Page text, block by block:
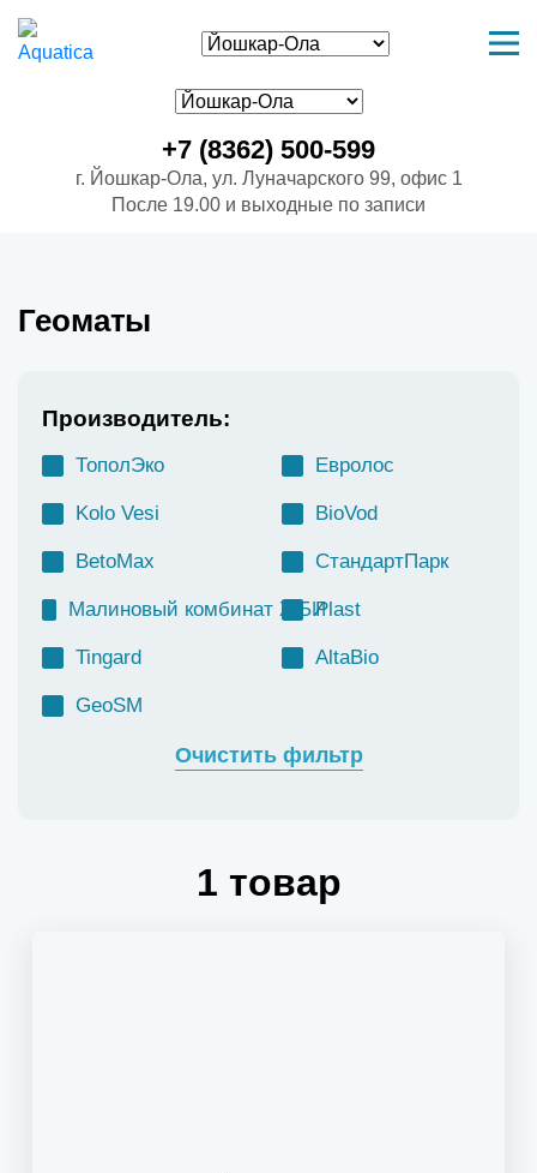
+7 (8362) 500-599
г. Йошкар-Ола, ул. Луначарского 99, офис 1
После 19.00 и выходные по записи
Геоматы
Производитель:
ТополЭко Евролос
Kolo Vesi BioVod
BetoMax СтандартПарк
Малиновый комбинат ЖБИPlast
Tingard AltaBio
GeoSM
Очистить фильтр
1 товар